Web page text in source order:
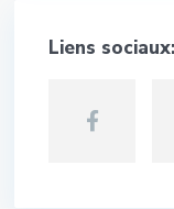
Liens sociaux: